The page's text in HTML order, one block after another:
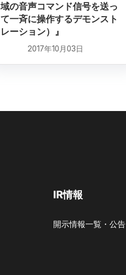
域の音声コマンド信号を送っ
て一斉に操作するデモンスト
レーション）』
2017年10月03日
IR情報
開示情報一覧・公告